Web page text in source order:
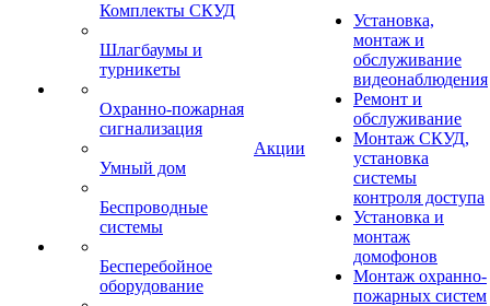
Комплекты СКУД
Шлагбаумы и
турникеты
Охранно-пожарная
сигнализация
Умный дом
Беспроводные
системы
Бесперебойное
оборудование
Акции
Установка,
монтаж и
обслуживание
видеонаблюдения
Ремонт и
обслуживание
Монтаж СКУД,
установка
системы
контроля доступа
Установка и
монтаж
домофонов
Монтаж охранно-
пожарных систем